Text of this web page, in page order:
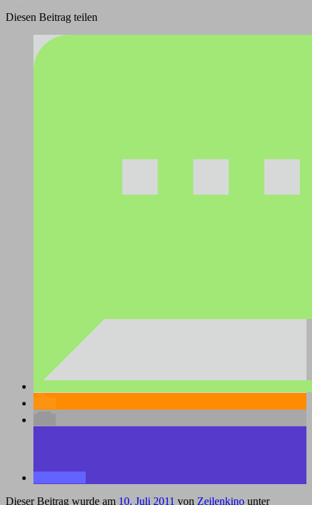
Diesen Beitrag teilen
Dieser Beitrag wurde am 10. Juli 2011 von Zeilenkino unter